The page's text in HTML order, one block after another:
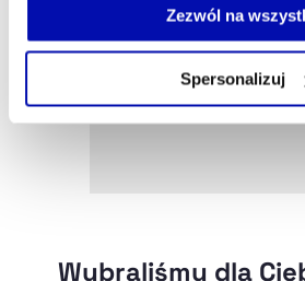
możesz łatwo zarządzać swoimi
własnej przeglądarce internetowej
Zezwól na
Spersonalizuj
Wybraliśmy dla